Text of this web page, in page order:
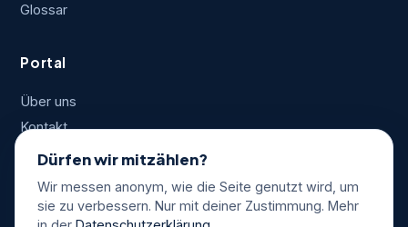
Glossar
Portal
Über uns
Kontakt
Impressum
Datenschutz
AGB
Dürfen wir mitzählen?
Wir messen anonym, wie die Seite genutzt wird, um
sie zu verbessern. Nur mit deiner Zustimmung. Mehr